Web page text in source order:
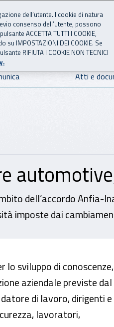
Atti e
dell’accordo Anfia-
imposte dai
online il
lo sviluppo di conoscenze,
aziendale previste dal
di lavoro, dirigenti e
lavoratori,
dell’utente. I cookie di natura
consenso dell’utente, possono
ACCETTA TUTTI I COOKIE,
IMPOSTAZIONI DEI COOKIE. Se
RIFIUTA I COOKIE NON TECNICI